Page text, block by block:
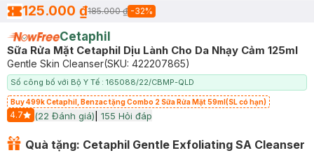
125.000 ₫185.000 ₫ -32%
Cetaphil
Sữa Rửa Mặt Cetaphil Dịu Lành Cho Da Nhạy Cảm 125ml
Gentle Skin Cleanser(SKU: 422207865)
Số công bố với Bộ Y Tế : 165088/22/CBMP-QLD
Buy 499k Cetaphil, Benzac tặng Combo 2 Sữa Rửa Mặt 59ml(SL có hạn)
4.7
Start Icon
(22 Đánh giá) 155 Hỏi đáp
Quà tặng: Cetaphil Gentle Exfoliating SA Cleanser